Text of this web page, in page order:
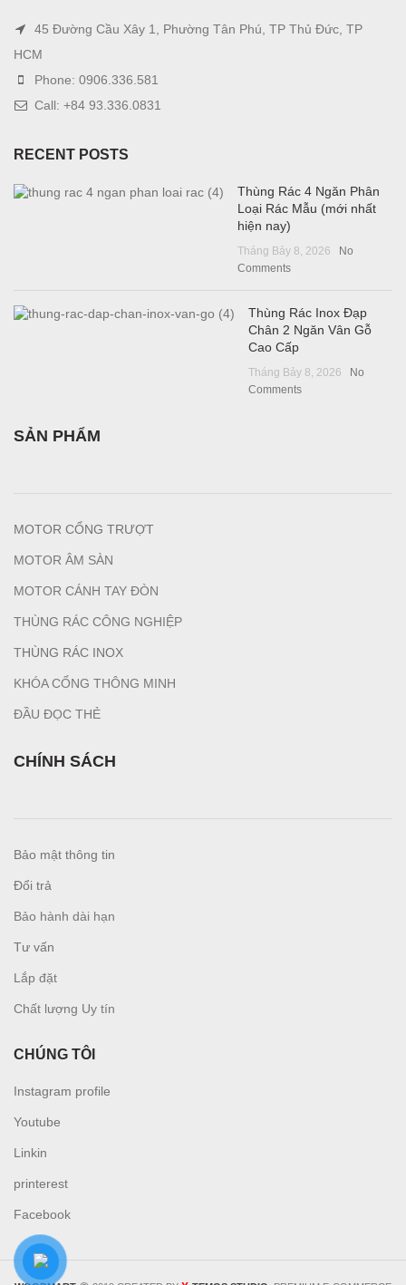
45 Đường Cầu Xây 1, Phường Tân Phú, TP Thủ Đức, TP
HCM
Phone: 0906.336.581
Call: +84 93.336.0831
RECENT POSTS
Thùng Rác 4 Ngăn Phân
Loại Rác Mẫu (mới nhất
hiện nay)
Tháng Bảy 8, 2026
No
Comments
Thùng Rác Inox Đạp
Chân 2 Ngăn Vân Gỗ
Cao Cấp
Tháng Bảy 8, 2026
No
Comments
SẢN PHẨM
MOTOR CỔNG TRƯỢT
MOTOR ÂM SÀN
MOTOR CÁNH TAY ĐÒN
THÙNG RÁC CÔNG NGHIỆP
THÙNG RÁC INOX
KHÓA CỔNG THÔNG MINH
ĐẦU ĐỌC THẺ
CHÍNH SÁCH
Bảo mật thông tin
Đổi trả
Bảo hành dài hạn
Tư vấn
Lắp đặt
Chất lượng Uy tín
CHÚNG TÔI
Instagram profile
Youtube
Linkin
printerest
Facebook